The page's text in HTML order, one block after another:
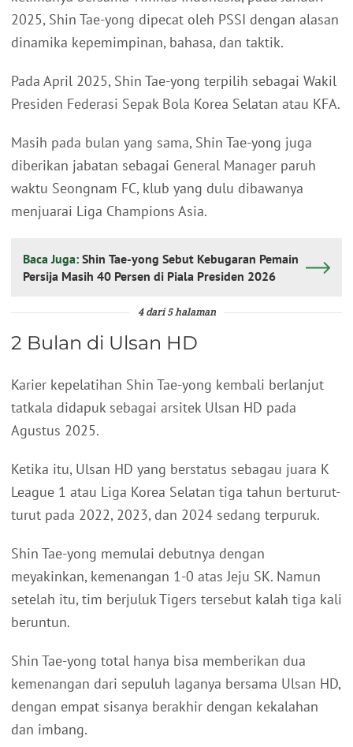
2025, Shin Tae-yong dipecat oleh PSSI dengan alasan
dinamika kepemimpinan, bahasa, dan taktik.
Pada April 2025, Shin Tae-yong terpilih sebagai Wakil
Presiden Federasi Sepak Bola Korea Selatan atau KFA.
Masih pada bulan yang sama, Shin Tae-yong juga
diberikan jabatan sebagai General Manager paruh
waktu Seongnam FC, klub yang dulu dibawanya
menjuarai Liga Champions Asia.
Baca Juga: Shin Tae-yong Sebut Kebugaran Pemain
Persija Masih 40 Persen di Piala Presiden 2026
4 dari 5 halaman
2 Bulan di Ulsan HD
Karier kepelatihan Shin Tae-yong kembali berlanjut
tatkala didapuk sebagai arsitek Ulsan HD pada
Agustus 2025.
Ketika itu, Ulsan HD yang berstatus sebagau juara K
League 1 atau Liga Korea Selatan tiga tahun berturut-
turut pada 2022, 2023, dan 2024 sedang terpuruk.
Shin Tae-yong memulai debutnya dengan
meyakinkan, kemenangan 1-0 atas Jeju SK. Namun
setelah itu, tim berjuluk Tigers tersebut kalah tiga kali
beruntun.
Shin Tae-yong total hanya bisa memberikan dua
kemenangan dari sepuluh laganya bersama Ulsan HD,
dengan empat sisanya berakhir dengan kekalahan
dan imbang.